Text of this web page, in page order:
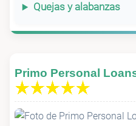
Quejas y alabanzas
Primo Personal